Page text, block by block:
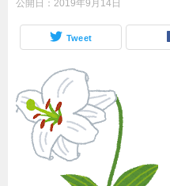
公開日： 2019年9月14日
Tweet